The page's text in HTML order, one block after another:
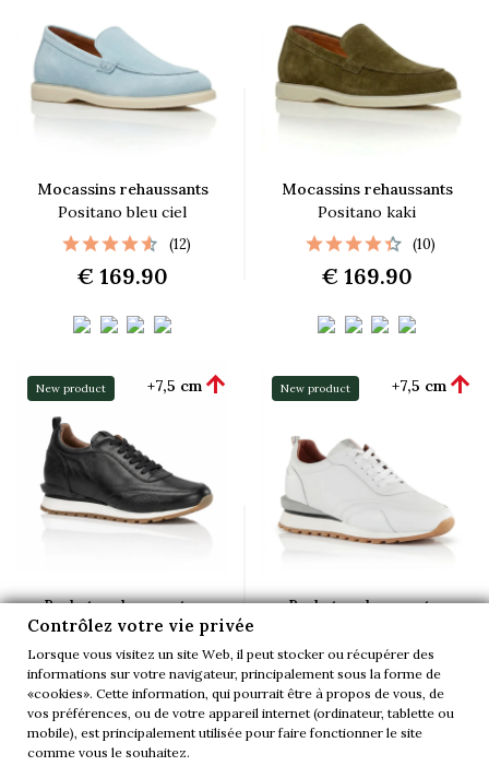
Mocassins rehaussants
Positano bleu ciel
(12)
€ 169.90
Mocassins rehaussants
Positano kaki
(10)
€ 169.90
New product
Baskets rehaussantes
Lucca noir
+7,5 cm 
(11)
€ 189.90
New product
Baskets rehaussantes
+7,5 cm 
(16)
€ 189.90
Contrôlez votre vie privée
Lorsque vous visitez un site Web, il peut stocker ou récupérer des
informations sur votre navigateur, principalement sous la forme de
«cookies». Cette information, qui pourrait être à propos de vous, de
vos préférences, ou de votre appareil internet (ordinateur, tablette ou
mobile), est principalement utilisée pour faire fonctionner le site
comme vous le souhaitez.